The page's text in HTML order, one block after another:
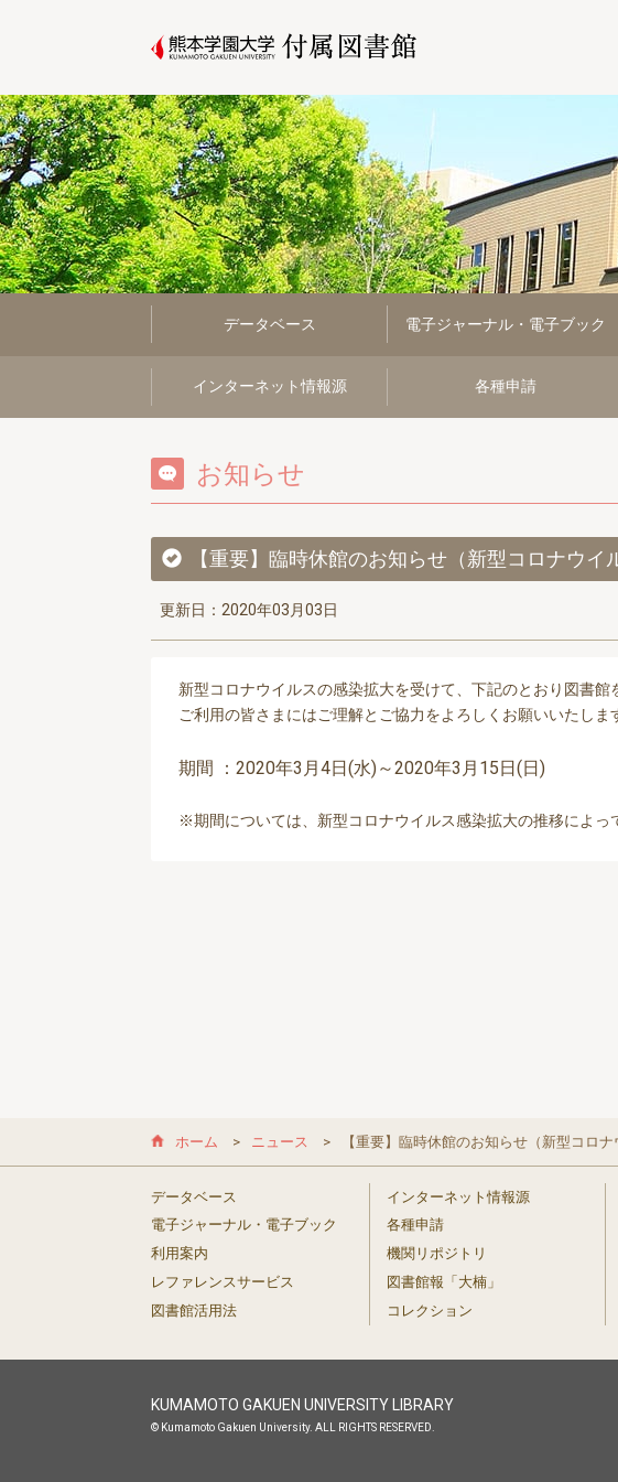
データベース 電子ジャーナル・電子ブック
インターネット情報源 各種申請
お知らせ
【重要】臨時休館のお知らせ（新型コロナウイ
更新日：2020年03月03日
新型コロナウイルスの感染拡大を受けて、下記のとおり図書館
ご利用の皆さまにはご理解とご協力をよろしくお願いいたしま
期間 ：2020年3月4日(水)～2020年3月15日(日)
※期間については、新型コロナウイルス感染拡大の推移によっ
ホーム ニュース 【重要】臨時休館のお知らせ（新型コロ
データベース
電子ジャーナル・電子ブック
利用案内
レファレンスサービス
図書館活用法
インターネット情報源
各種申請
機関リポジトリ
図書館報「大楠」
コレクション
KUMAMOTO GAKUEN UNIVERSITY LIBRARY
© Kumamoto Gakuen University. ALL RIGHTS RESERVED.